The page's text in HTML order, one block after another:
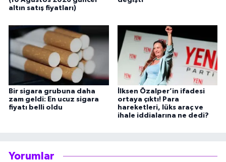
altın satış fiyatları)
Bir sigara grubuna daha
zam geldi: En ucuz sigara
fiyatı belli oldu
İlksen Özalper’in ifadesi
ortaya çıktı! Para
hareketleri, lüks araç ve
ihale iddialarına ne dedi?
Yorumlar